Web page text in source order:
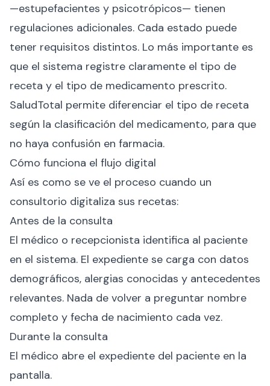
—estupefacientes y psicotrópicos— tienen
regulaciones adicionales. Cada estado puede
tener requisitos distintos. Lo más importante es
que el sistema registre claramente el tipo de
receta y el tipo de medicamento prescrito.
SaludTotal permite diferenciar el tipo de receta
según la clasificación del medicamento, para que
no haya confusión en farmacia.
Cómo funciona el flujo digital
Así es como se ve el proceso cuando un
consultorio digitaliza sus recetas:
Antes de la consulta
El médico o recepcionista identifica al paciente
en el sistema. El expediente se carga con datos
demográficos, alergias conocidas y antecedentes
relevantes. Nada de volver a preguntar nombre
completo y fecha de nacimiento cada vez.
Durante la consulta
El médico abre el expediente del paciente en la
pantalla.